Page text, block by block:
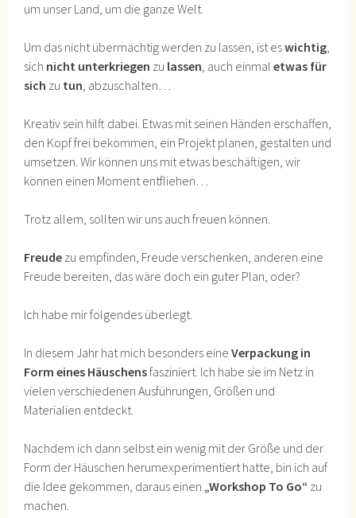
um unser Land, um die ganze Welt.
Um das nicht übermächtig werden zu lassen, ist eswichtig,
sich nicht unterkriegen zu lassen, auch einmaletwas für
sich zu tun, abzuschalten…
Kreativ sein hilft dabei. Etwas mit seinen Händen erschaffen,
den Kopf frei bekommen, ein Projekt planen, gestalten und
umsetzen. Wir können uns mit etwas beschäftigen, wir
können einen Moment entfliehen…
Trotz allem, sollten wir uns auch freuen können.
Freude zu empfinden, Freude verschenken, anderen eine
Freude bereiten, das wäre doch ein guter Plan, oder?
Ich habe mir folgendes überlegt.
In diesem Jahr hat mich besonders eineVerpackung in
Form eines Häuschensfasziniert. Ich habe sie im Netz in
vielen verschiedenen Ausführungen, Größen und
Materialien entdeckt.
Nachdem ich dann selbst ein wenig mit der Größe und der
Form der Häuschen herumexperimentiert hatte, bin ich auf
die Idee gekommen, daraus einen „Workshop To Go“ zu
machen.